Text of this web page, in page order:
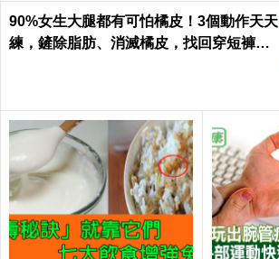
90%女生大腿都有可怕橘皮！3個動作天天
練，鏟除脂肪、消滅橘皮，找回穿短褲的